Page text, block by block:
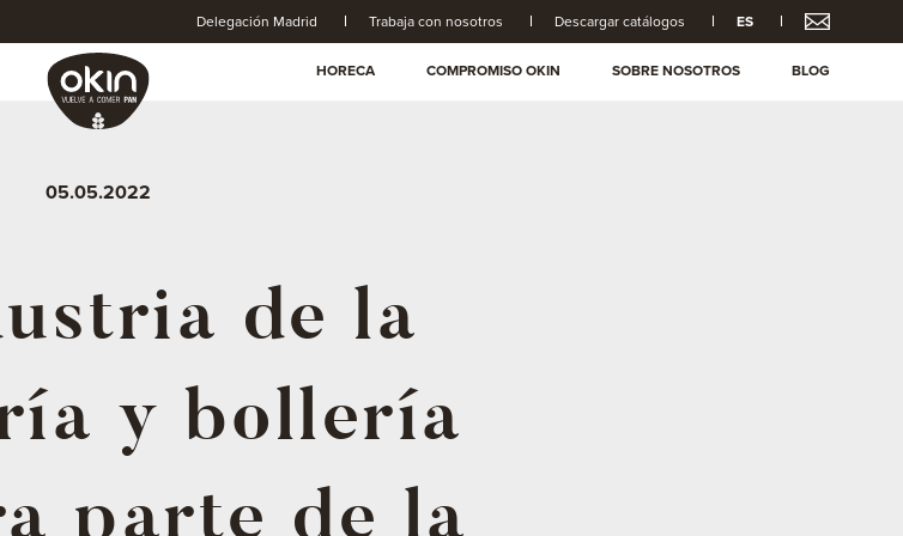
Delegación Madrid Trabaja con nosotros Descargar catálogos ES
HORECA COMPROMISO OKIN SOBRE NOSOTROS BLOG
05.05.2022
de la
y bollería
parte de la